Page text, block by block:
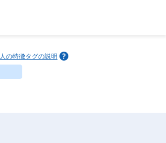
の特徴タグの説明